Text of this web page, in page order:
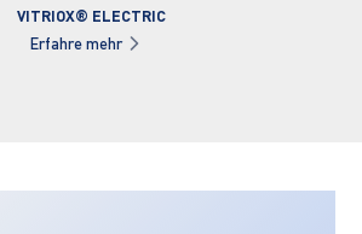
VITRIOX® ELECTRIC
Erfahre mehr